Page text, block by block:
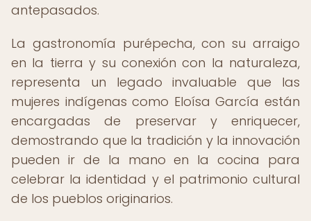
antepasados.
La gastronomía purépecha, con su arraigo
en la tierra y su conexión con la naturaleza,
representa un legado invaluable que las
mujeres indígenas como Eloísa García están
encargadas de preservar y enriquecer,
demostrando que la tradición y la innovación
pueden ir de la mano en la cocina para
celebrar la identidad y el patrimonio cultural
de los pueblos originarios.